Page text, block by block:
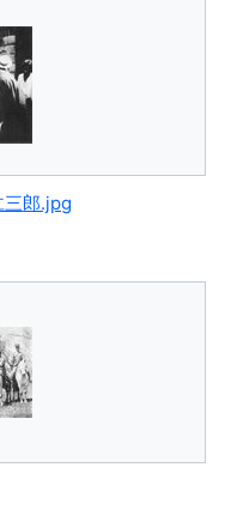
三郎.jpg